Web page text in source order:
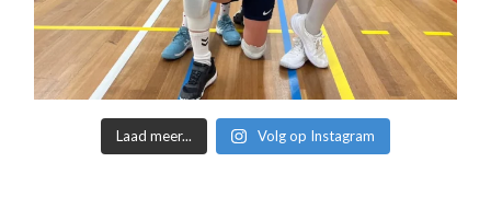
Laad meer... Volg op Instagram